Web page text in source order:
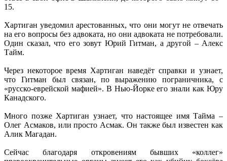
15.
Хартиган уведомил арестованных, что они могут не отвечать
на его вопросы без адвоката, но они адвоката не потребовали.
Один сказал, что его зовут Юрий Гитман, а другой – Алекс
Тайм.
Через некоторое время Хартиган наведёт справки и узнает,
что Гитман был связан, по выражению пограничника, с
«русско-еврейской мафией». В Нью-Йорке его знали как Юру
Канадского.
Много позже Хартиган узнает, что настоящее имя Тайма –
Олег Асмаков, или просто Асмак. Он также был известен как
Алик Магадан.
Сейчас благодаря откровениям бывших «коллег»